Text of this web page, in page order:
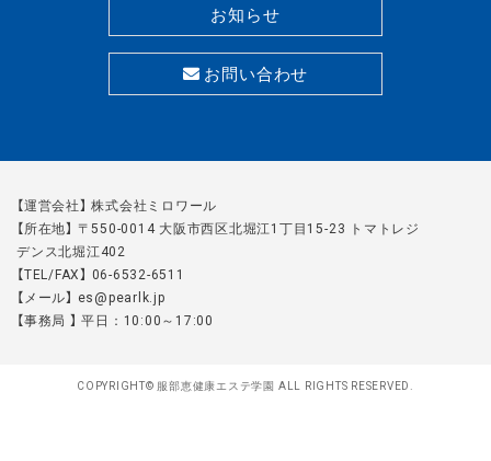
お知らせ
お問い合わせ
【運営会社】 株式会社ミロワール
【所在地】 〒550-0014 大阪市西区北堀江1丁目15-23 トマトレジ
デンス北堀江402
【TEL/FAX】 06-6532-6511
【メール】 es@pearlk.jp
【事務局 】 平日：10:00～17:00
COPYRIGHT© 服部恵健康エステ学園 ALL RIGHTS RESERVED.